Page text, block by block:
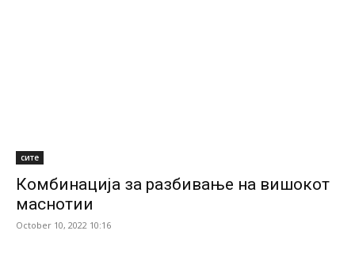
сите
Комбинација за разбивање на вишокот
маснотии
October 10, 2022 10:16